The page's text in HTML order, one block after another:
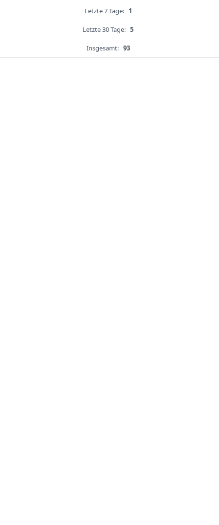
Letzte 7 Tage: 1
Letzte 30 Tage: 5
Insgesamt: 93